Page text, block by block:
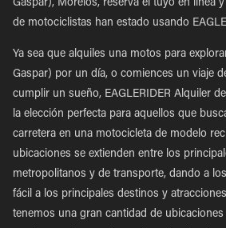
Gaspar), Morelos, reserva el tuyo en línea
de motociclistas han estado usando
Ya sea que alquiles una motos para
Gaspar) por un día, o comiences un viaje
cumplir un sueño, EAGLERIDER Alquiler
la elección perfecta para aquellos que
carretera en una motocicleta de modelo
ubicaciones se extienden entre los
metropolitanos y de transporte, dando a
fácil a los principales destinos y
tenemos una gran cantidad de